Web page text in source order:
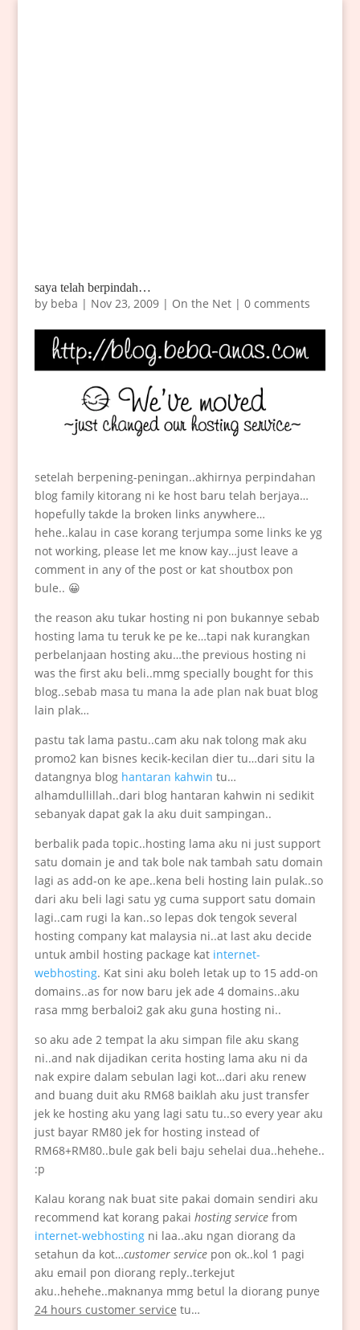
saya telah berpindah…
by beba | Nov 23, 2009| On the Net| 0 comments
setelah berpening-peningan..akhirnya perpindahan
blog family kitorang ni ke host baru telah berjaya…
hopefully takde la broken links anywhere…
hehe..kalau in case korang terjumpa some links ke yg
not working, please let me know kay…just leave a
comment in any of the post or kat shoutbox pon
bule.. 😀
the reason aku tukar hosting ni pon bukannye sebab
hosting lama tu teruk ke pe ke…tapi nak kurangkan
perbelanjaan hosting aku…the previous hosting ni
was the first aku beli..mmg specially bought for this
blog..sebab masa tu mana la ade plan nak buat blog
lain plak…
pastu tak lama pastu..cam aku nak tolong mak aku
promo2 kan bisnes kecik-kecilan dier tu…dari situ la
datangnya blog hantaran kahwin tu…
alhamdullillah..dari blog hantaran kahwin ni sedikit
sebanyak dapat gak la aku duit sampingan..
berbalik pada topic..hosting lama aku ni just support
satu domain je and tak bole nak tambah satu domain
lagi as add-on ke ape..kena beli hosting lain pulak..so
dari aku beli lagi satu yg cuma support satu domain
lagi..cam rugi la kan..so lepas dok tengok several
hosting company kat malaysia ni..at last aku decide
untuk ambil hosting package kat internet-
webhosting. Kat sini aku boleh letak up to 15 add-on
domains..as for now baru jek ade 4 domains..aku
rasa mmg berbaloi2 gak aku guna hosting ni..
so aku ade 2 tempat la aku simpan file aku skang
ni..and nak dijadikan cerita hosting lama aku ni da
nak expire dalam sebulan lagi kot…dari aku renew
and buang duit aku RM68 baiklah aku just transfer
jek ke hosting aku yang lagi satu tu..so every year aku
just bayar RM80 jek for hosting instead of
RM68+RM80..bule gak beli baju sehelai dua..hehehe..
:p
Kalau korang nak buat site pakai domain sendiri aku
recommend kat korang pakai hosting servicefrom
internet-webhostingni laa..aku ngan diorang da
setahun da kot…customer servicepon ok..kol 1 pagi
aku email pon diorang reply..terkejut
aku..hehehe..maknanya mmg betul la diorang punye
24 hours customer service tu…